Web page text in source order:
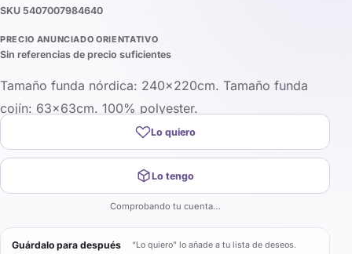
SKU 5407007984640
PRECIO ANUNCIADO ORIENTATIVO
Sin referencias de precio suficientes
Tamaño funda nórdica: 240x220cm. Tamaño funda
cojín: 63x63cm. 100% polyester.
Lo quiero
Lo tengo
Comprobando tu cuenta…
Guárdalo para después “Lo quiero” lo añade a tu lista de deseos.